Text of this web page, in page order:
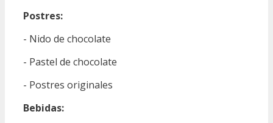
Postres:
- Nido de chocolate
- Pastel de chocolate
- Postres originales
Bebidas: